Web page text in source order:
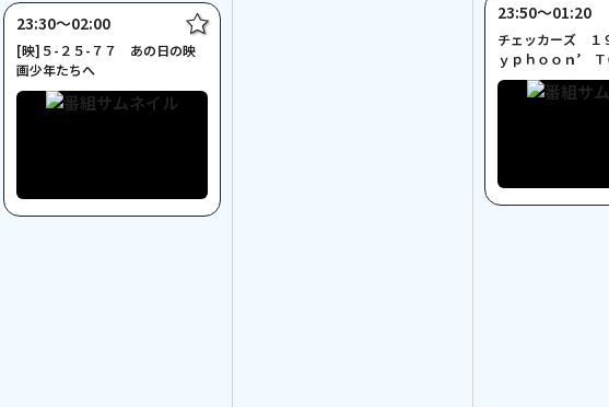
23:30〜02:00
[映]５-２５-７７ あの日の映
画少年たちへ
23:50〜01:20
チェッカーズ
ｙｐｈｏｏｎ’ Ｔ